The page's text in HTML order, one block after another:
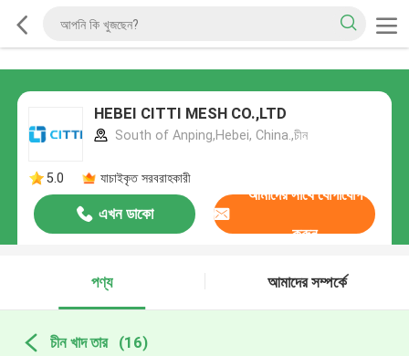
HEBEI CITTI MESH CO.,LTD
South of Anping,Hebei, China.,চীন
5.0 যাচাইকৃত সরবরাহকারী
এখন ডাকো
আমাদের সাথে যোগাযোগ
করুন
পণ্য আমাদের সম্পর্কে
চীন খাদ তার (16)